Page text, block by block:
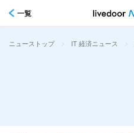
一覧
ニューストップ > IT 経済ニュース >